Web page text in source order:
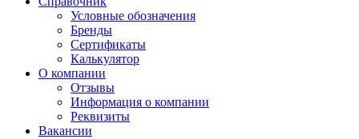
Условные обозначения
Бренды
Сертификаты
Калькулятор
О компании
Отзывы
Информация о компании
Реквизиты
Вакансии